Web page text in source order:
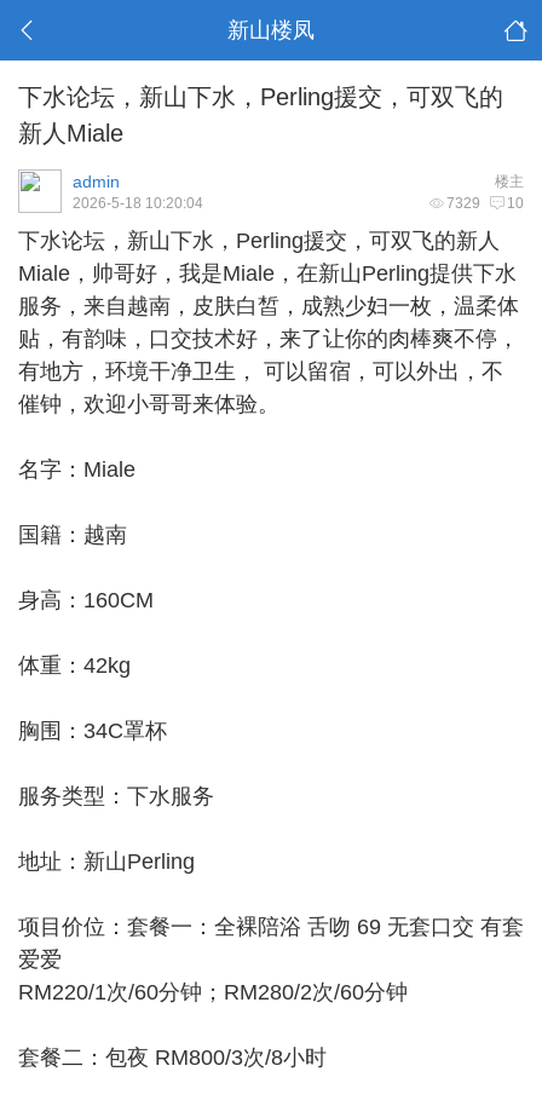
新山楼凤
下水论坛，新山下水，Perling援交，可双飞的
新人Miale
楼主
admin
7329 10
2026-5-18 10:20:04
下水论坛， 新山下水 ，Perling援交，可双飞的新人
Miale，帅哥好，我是Miale，在新山Perling提供下水
服务，来自越南，皮肤白皙，成熟少妇一枚，温柔体
贴，有韵味，口交技术好，来了让你的肉棒爽不停，
有地方，环境干净卫生， 可以留宿，可以外出，不
催钟，欢迎小哥哥来体验。
名字：Miale
国籍：越南
身高：160CM
体重：42kg
胸围：34C罩杯
服务类型：下水服务
地址：新山Perling
项目价位：套餐一：全裸陪浴 舌吻 69 无套口交 有套
爱爱
RM220/1次/60分钟；RM280/2次/60分钟
套餐二：包夜 RM800/3次/8小时